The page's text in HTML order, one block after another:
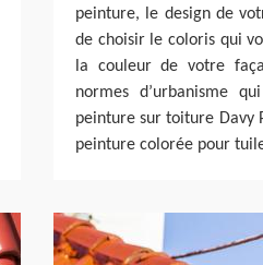
peinture, le design de
de choisir le coloris qui
la couleur de votre
normes d’urbanisme
peinture sur toiture Davy
peinture colorée pour